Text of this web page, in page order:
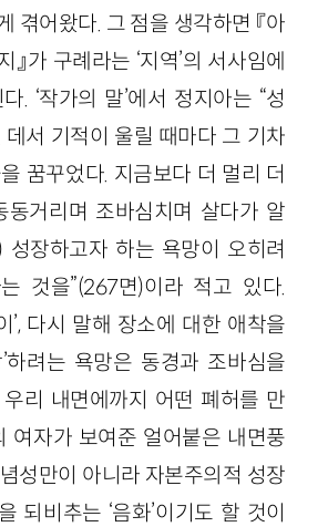
겪어왔다. 그 점을 생각하면 『아
』가 구례라는 ‘지역’의 서사임에
. ‘작가의 말’에서 정지아는 “성
서 기적이 울릴 때마다 그 기차
꿈꾸었다. 지금보다 더 멀리 더
동거리며 조바심치며 살다가 알
장하고자 하는 욕망이 오히려
것을”(267면)이라 적고 있다.
’, 다시 말해 장소에 대한 애착을
하려는 욕망은 동경과 조바심을
리 내면에까지 어떤 폐허를 만
여자가 보여준 얼어붙은 내면풍
성만이 아니라 자본주의적 성장
되비추는 ‘음화’이기도 할 것이